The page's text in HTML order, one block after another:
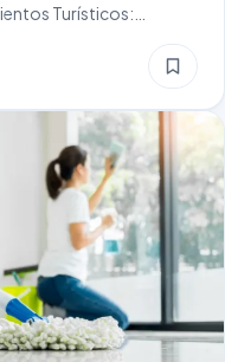
Turísticos:
desempeña un rol